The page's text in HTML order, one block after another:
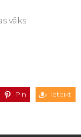
vāks
Pin Ieteikt